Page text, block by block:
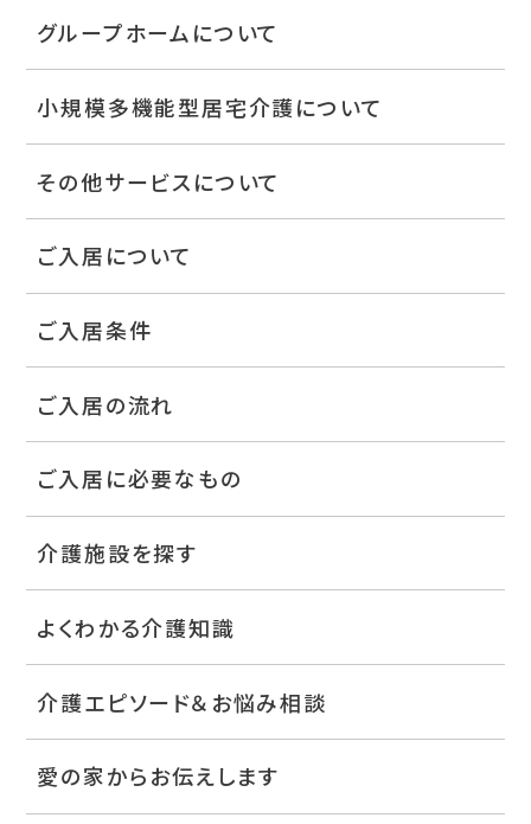
グループホームについて
小規模多機能型居宅介護について
その他サービスについて
ご入居について
ご入居条件
ご入居の流れ
ご入居に必要なもの
介護施設を探す
よくわかる介護知識
介護エピソード＆お悩み相談
愛の家からお伝えします